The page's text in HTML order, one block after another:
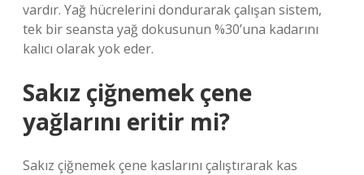
vardır. Yağ hücrelerini dondurarak çalışan sistem,
tek bir seansta yağ dokusunun %30’una kadarını
kalıcı olarak yok eder.
Sakız çiğnemek çene
yağlarını eritir mi?
Sakız çiğnemek çene kaslarını çalıştırarak kas